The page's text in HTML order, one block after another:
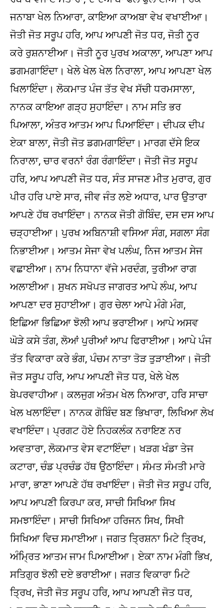
ਜਨਾਬਾ ਖੇਲ ਨਿਆਰਾ, ਕਾਇਆ ਕਾਅਬਾ ਵੇਖ ਵਖਾਈਆ।
ਜੋਤੀ ਜੋਤ ਸਰੂਪ ਹਰਿ, ਆਪ ਆਪਣੀ ਜੋਤ ਧਰ, ਜੋਤੀ ਨੂਰ
ਕਰੇ ਰੁਸ਼ਨਾਈਆ। ਜੋਤੀ ਨੂਰ ਪੁਰਖ ਅਕਾਲਾ, ਆਪਣਾ ਆਪ
ਡਗਮਗਾਇੰਦਾ। ਖੇਲੇ ਖੇਲ ਖੇਲ ਨਿਰਾਲਾ, ਆਪ ਆਪਣਾ ਖੇਲ
ਖਿਲਾਇੰਦਾ। ਲੋਕਮਾਤ ਪੰਜ ਤੱਤ ਵੇਖ ਸੱਚੀ ਧਰਮਸਾਲਾ,
ਨਾਨਕ ਕਾਇਆ ਗੜ੍ਹ ਸੁਹਾਇੰਦਾ। ਨਾਮ ਸਤਿ ਭਰ
ਪਿਆਲਾ, ਅੰਤਰ ਆਤਮ ਆਪ ਪਿਆਇੰਦਾ। ਦੀਪਕ ਦੀਪ
ਏਕਾ ਬਾਲਾ, ਜੋਤੀ ਜੋਤ ਡਗਮਗਾਇੰਦਾ। ਮਾਰਗ ਦੱਸੇ ਇਕ
ਨਿਰਾਲਾ, ਚਾਰ ਵਰਨਾਂ ਰੰਗ ਰੰਗਾਇੰਦਾ। ਜੋਤੀ ਜੋਤ ਸਰੂਪ
ਹਰਿ, ਆਪ ਆਪਣੀ ਜੋਤ ਧਰ, ਸੰਤ ਸਾਜਣ ਮੀਤ ਮੁਰਾਰ, ਗੁਰ
ਪੀਰ ਹਰਿ ਪਾਏ ਸਾਰ, ਜੀਵ ਜੰਤ ਲਏ ਅਧਾਰ, ਪਾਰ ਉਤਾਰਾ
ਆਪਣੇ ਹੱਥ ਰਖਾਇੰਦਾ। ਨਾਨਕ ਜੋਤੀ ਗੋਬਿੰਦ, ਦਸ ਦਸ ਆਪ
ਚੜ੍ਹਾਈਆ। ਪੁਰਖ ਅਬਿਨਾਸ਼ੀ ਵਸਿਆ ਸੰਗ, ਸਗਲਾ ਸੰਗ
ਨਿਭਾਈਆ। ਆਤਮ ਸੇਜਾ ਵੇਖ ਪਲੰਘ, ਨਿਜ ਆਤਮ ਸੇਜ
ਵਛਾਈਆ। ਨਾਮ ਨਿਧਾਨਾ ਵੱਜੇ ਮਰਦੰਗ, ਤੁਰੀਆ ਰਾਗ
ਅਲਾਈਆ। ਸੁਖਨ ਸਖੋਪਤ ਜਾਗਰਤ ਆਪੇ ਲੰਘ, ਆਪ
ਆਪਣਾ ਦਰ ਸੁਹਾਈਆ। ਗੁਰ ਚੇਲਾ ਆਪੇ ਮੰਗੇ ਮੰਗ,
ਇਛਿਆ ਭਿਛਿਆ ਝੋਲੀ ਆਪ ਭਰਾਈਆ। ਆਪੇ ਅਸਵ
ਘੋੜੇ ਕਸੇ ਤੰਗ, ਲੋਆਂ ਪੁਰੀਆਂ ਆਪ ਫਿਰਾਈਆ। ਆਪੇ ਪੰਜ
ਤੱਤ ਵਿਕਾਰਾ ਕਰੇ ਭੰਗ, ਪੰਚਮ ਨਾਤਾ ਤੋੜ ਤੁੜਾਈਆ। ਜੋਤੀ
ਜੋਤ ਸਰੂਪ ਹਰਿ, ਆਪ ਆਪਣੀ ਜੋਤ ਧਰ, ਖੇਲੇ ਖੇਲ
ਬੇਪਰਵਾਹੀਆ। ਕਲਜੁਗ ਅੰਤਮ ਖੇਲ ਨਿਆਰਾ, ਹਰਿ ਸਾਚਾ
ਖੇਲ ਖਲਾਇੰਦਾ। ਨਾਨਕ ਗੋਬਿੰਦ ਬਣ ਭਿਖਾਰਾ, ਲਿਖਿਆ ਲੇਖ
ਵਖਾਇੰਦਾ। ਪ੍ਰਗਟ ਹੋਏ ਨਿਹਕਲੰਕ ਨਰਾਇਣ ਨਰ
ਅਵਤਾਰਾ, ਲੋਕਮਾਤ ਵੇਸ ਵਟਾਇੰਦਾ। ਖੜਗ ਖੰਡਾ ਤੇਜ
ਕਟਾਰਾ, ਚੰਡ ਪ੍ਰਚੰਡ ਹੱਥ ਉਠਾਇੰਦਾ। ਸੰਮਤ ਸੰਮਤੀ ਮਾਰੇ
ਮਾਰਾ, ਭਾਣਾ ਆਪਣੇ ਹੱਥ ਰਖਾਇੰਦਾ। ਜੋਤੀ ਜੋਤ ਸਰੂਪ ਹਰਿ,
ਆਪ ਆਪਣੀ ਕਿਰਪਾ ਕਰ, ਸਾਚੀ ਸਿਖਿਆ ਸਿਖ
ਸਮਝਾਇੰਦਾ। ਸਾਚੀ ਸਿਖਿਆ ਹਰਿਜਨ ਸਿਖ, ਸਿਖੀ
ਸਿਖਿਆ ਵਿਚ ਸਮਾਈਆ। ਜਗਤ ਤ੍ਰਿਸ਼ਨਾ ਮਿਟੇ ਤ੍ਰਿਖ,
ਅੰਮ੍ਰਿਤ ਆਤਮ ਜਾਮ ਪਿਆਈਆ। ਏਕਾ ਨਾਮ ਮੰਗੀ ਭਿਖ,
ਸਤਿਗੁਰ ਝੋਲੀ ਦਏ ਭਰਾਈਆ। ਜਗਤ ਵਿਕਾਰਾ ਮਿਟੇ
ਤ੍ਰਿਖ, ਜੋਤੀ ਜੋਤ ਸਰੂਪ ਹਰਿ, ਆਪ ਆਪਣੀ ਜੋਤ ਧਰ,